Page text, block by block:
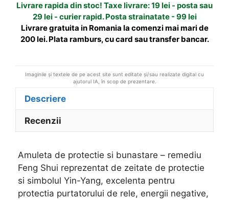
remediu
Feng
Shui
iLivrare rapida din stoc! Taxe livrare: 19 lei - posta sau
29 lei - curier rapid. Posta strainatate - 99 lei
Livrare gratuita in Romania la comenzi mai mari de
200 lei. Plata ramburs, cu card sau transfer bancar.
Imaginile și textele de pe acest site sunt editate și/sau realizate digital cu
ajutorul IA, în scop de prezentare.
Descriere
Recenzii
Amuleta de protectie si bunastare – remediu
Feng Shui reprezentat de zeitate de protectie
si simbolul Yin-Yang, excelenta pentru
protectia purtatorului de rele, energii negative,